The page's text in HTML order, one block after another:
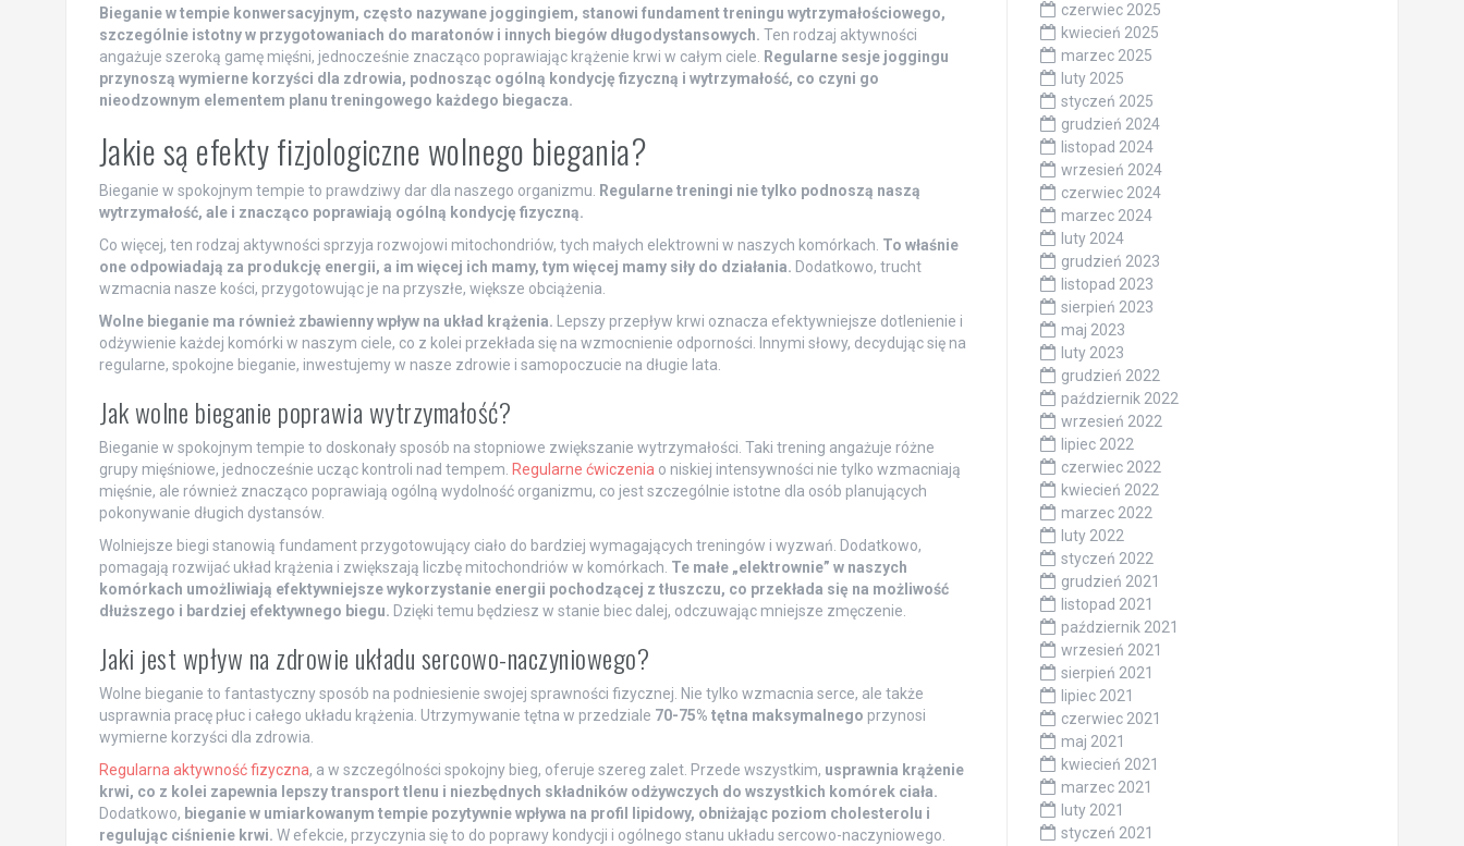
Bieganie w tempie konwersacyjnym, często nazywane joggingiem, stanowi fundament treningu wytrzymałościowego,
szczególnie istotny w przygotowaniach do maratonów i innych biegów długodystansowych. Ten rodzaj aktywności
angażuje szeroką gamę mięśni, jednocześnie znacząco poprawiając krążenie krwi w całym ciele. Regularne sesje joggingu
przynoszą wymierne korzyści dla zdrowia, podnosząc ogólną kondycję fizyczną i wytrzymałość, co czyni go
nieodzownym elementem planu treningowego każdego biegacza.
Jakie są efekty fizjologiczne wolnego biegania?
Bieganie w spokojnym tempie to prawdziwy dar dla naszego organizmu. Regularne treningi nie tylko podnoszą naszą
wytrzymałość, ale i znacząco poprawiają ogólną kondycję fizyczną.
Co więcej, ten rodzaj aktywności sprzyja rozwojowi mitochondriów, tych małych elektrowni w naszych komórkach. To właśnie
one odpowiadają za produkcję energii, a im więcej ich mamy, tym więcej mamy siły do działania. Dodatkowo, trucht
wzmacnia nasze kości, przygotowując je na przyszłe, większe obciążenia.
Wolne bieganie ma również zbawienny wpływ na układ krążenia. Lepszy przepływ krwi oznacza efektywniejsze dotlenienie i
odżywienie każdej komórki w naszym ciele, co z kolei przekłada się na wzmocnienie odporności. Innymi słowy, decydując się na
regularne, spokojne bieganie, inwestujemy w nasze zdrowie i samopoczucie na długie lata.
Jak wolne bieganie poprawia wytrzymałość?
Bieganie w spokojnym tempie to doskonały sposób na stopniowe zwiększanie wytrzymałości. Taki trening angażuje różne
grupy mięśniowe, jednocześnie ucząc kontroli nad tempem. Regularne ćwiczeniao niskiej intensywności nie tylko wzmacniają
mięśnie, ale również znacząco poprawiają ogólną wydolność organizmu, co jest szczególnie istotne dla osób planujących
pokonywanie długich dystansów.
Wolniejsze biegi stanowią fundament przygotowujący ciało do bardziej wymagających treningów i wyzwań. Dodatkowo,
pomagają rozwijać układ krążenia i zwiększają liczbę mitochondriów w komórkach. Te małe „elektrownie” w naszych
komórkach umożliwiają efektywniejsze wykorzystanie energii pochodzącej z tłuszczu, co przekłada się na możliwość
dłuższego i bardziej efektywnego biegu. Dzięki temu będziesz w stanie biec dalej, odczuwając mniejsze zmęczenie.
Jaki jest wpływ na zdrowie układu sercowo-naczyniowego?
Wolne bieganie to fantastyczny sposób na podniesienie swojej sprawności fizycznej. Nie tylko wzmacnia serce, ale także
usprawnia pracę płuc i całego układu krążenia. Utrzymywanie tętna w przedziale 70-75% tętna maksymalnego przynosi
wymierne korzyści dla zdrowia.
Regularna aktywność fizyczna, a w szczególności spokojny bieg, oferuje szereg zalet. Przede wszystkim, usprawnia krążenie
krwi, co z kolei zapewnia lepszy transport tlenu i niezbędnych składników odżywczych do wszystkich komórek ciała.
Dodatkowo, bieganie w umiarkowanym tempie pozytywnie wpływa na profil lipidowy, obniżając poziom cholesterolu i
regulując ciśnienie krwi. W efekcie, przyczynia się to do poprawy kondycji i ogólnego stanu układu sercowo-naczyniowego.
czerwiec 2025
kwiecień 2025
marzec 2025
luty 2025
styczeń 2025
grudzień 2024
listopad 2024
wrzesień 2024
czerwiec 2024
marzec 2024
luty 2024
grudzień 2023
listopad 2023
sierpień 2023
maj 2023
luty 2023
grudzień 2022
październik 2022
wrzesień 2022
lipiec 2022
czerwiec 2022
kwiecień 2022
marzec 2022
luty 2022
styczeń 2022
grudzień 2021
listopad 2021
październik 2021
wrzesień 2021
sierpień 2021
lipiec 2021
czerwiec 2021
maj 2021
kwiecień 2021
marzec 2021
luty 2021
styczeń 2021